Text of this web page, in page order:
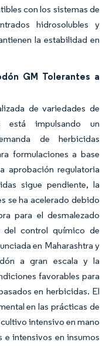
con los sistemas de
hidrosolubles y
la estabilidad en
GM Tolerantes a
de variedades de
está impulsando un
de herbicidas
formulaciones a base
aprobación regulatoria
sigue pendiente, la
se ha acelerado debido
para el desmalezado
del control químico de
en Maharashtra y
a gran escala y la
favorables para
en herbicidas. El
en las prácticas de
intensivo en mano
e intensivos en insumos